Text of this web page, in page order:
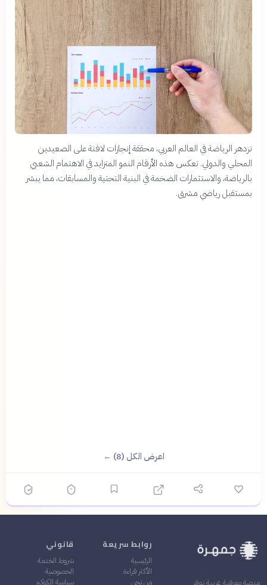
تزدهر الرياضة في العالم العربي، محققة إنجازات لافتة على الصعيدين
المحلي والدولي. تعكس هذه الأرقام النمو المتزايد في الاهتمام الشعبي
بالرياضة، والاستثمارات الضخمة في البنية التحتية والمسابقات، مما يبشر
بمستقبل رياضي مشرق.
اعرض الكل (8) ←
منصة معرفية عربية توفر
روابط سريعة
الرئيسية
الأكثر قراءة
من نحن
قانوني
شروط الخدمة
الخصوصية
سياسة الكوكيز